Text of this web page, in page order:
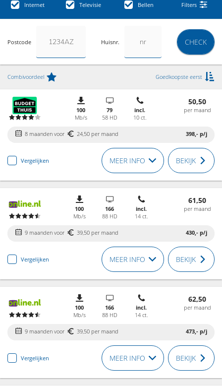
Internet Televisie Bellen Filters
Postcode Huisnr. CHECK
Combivoordeel Goedkoopste eerst
100
Mb/s
79
58 HD
incl.
10 ct.
50,50
per maand
8 maanden voor 24,50 per maand 398,- p/j
Vergelijken MEER INFO BEKIJK
100
Mb/s
166
88 HD
incl.
14 ct.
61,50
per maand
9 maanden voor 39,50 per maand 430,- p/j
Vergelijken MEER INFO BEKIJK
100
Mb/s
166
88 HD
incl.
14 ct.
62,50
per maand
9 maanden voor 39,50 per maand 473,- p/j
Vergelijken MEER INFO BEKIJK